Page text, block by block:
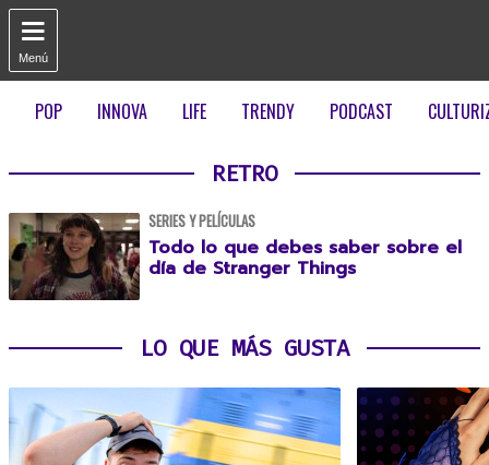

Menú
POP INNOVA LIFE TRENDY PODCAST
RETRO
SERIES Y PELÍCULAS
Todo lo que debes saber sobre el
día de Stranger Things
LO QUE MÁS GUSTA